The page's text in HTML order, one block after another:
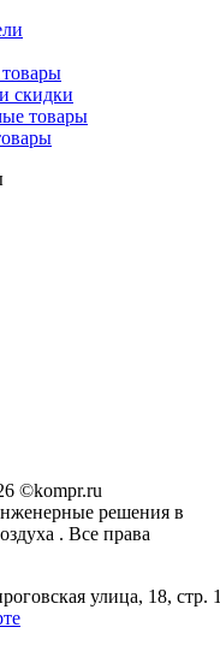
скидки
товары
©kompr.ru
решения в
. Все права
улица, 18, стр. 1